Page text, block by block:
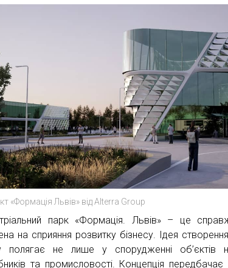
«Формація Львів» від Alterra Group
парк «Формація. Львів» – це
на сприяння розвитку бізнесу. Ідея
полягає не лише у спорудженні об’єктів
та промисловості. Концепція передбачає